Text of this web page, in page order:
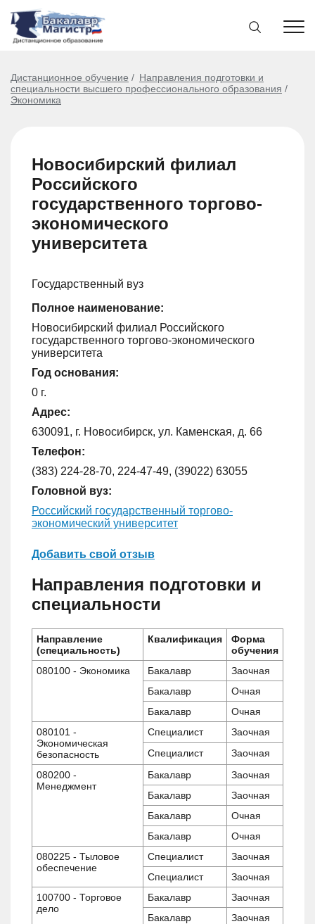
Дистанционное обучение
Направления подготовки и
специальности высшего профессионального образования
Экономика
Новосибирский филиал
Российского
государственного торгово-
экономического
университета
Государственный вуз
Полное наименование:
Новосибирский филиал Российского
государственного торгово-экономического
университета
Год основания:
0 г.
Адрес:
630091, г. Новосибирск, ул. Каменская, д. 66
Телефон:
(383) 224-28-70, 224-47-49, (39022) 63055
Головной вуз:
Российский государственный торгово-
экономический университет
Добавить свой отзыв
Направления подготовки и
специальности
Направление
(специальность)
Квалификация
Форма
обучения
080100 - Экономика
Бакалавр
Заочная
Бакалавр
Очная
Бакалавр
Очная
080101 -
Экономическая
безопасность
Специалист
Заочная
Специалист
Заочная
080200 -
Менеджмент
Бакалавр
Заочная
Бакалавр
Заочная
Бакалавр
Очная
Бакалавр
Очная
080225 - Тыловое
обеспечение
Специалист
Заочная
Специалист
Заочная
100700 - Торговое
дело
Бакалавр
Заочная
Бакалавр
Заочная